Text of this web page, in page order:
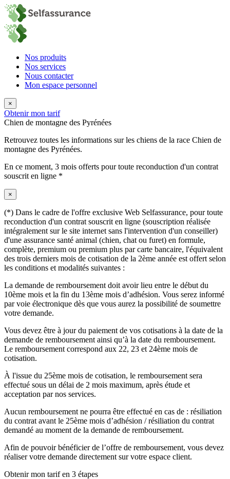
Nos produits
Nos services
Nous contacter
Mon espace personnel
×
Obtenir mon tarif
Chien de montagne des Pyrénées
Retrouvez toutes les informations sur les chiens de la race Chien de
montagne des Pyrénées.
En ce moment, 3 mois offerts pour toute reconduction d'un contrat
souscrit en ligne *
×
(*) Dans le cadre de l'offre exclusive Web Selfassurance, pour toute
reconduction d'un contrat souscrit en ligne (souscription réalisée
intégralement sur le site internet sans l'intervention d'un conseiller)
d'une assurance santé animal (chien, chat ou furet) en formule,
complète, premium ou premium plus par carte bancaire, l'équivalent
des trois derniers mois de cotisation de la 2ème année est offert selon
les conditions et modalités suivantes :
La demande de remboursement doit avoir lieu entre le début du
10ème mois et la fin du 13ème mois d’adhésion. Vous serez informé
par voie électronique dès que vous aurez la possibilité de soumettre
votre demande.
Vous devez être à jour du paiement de vos cotisations à la date de la
demande de remboursement ainsi qu’à la date du remboursement.
Le remboursement correspond aux 22, 23 et 24ème mois de
cotisation.
À l'issue du 25ème mois de cotisation, le remboursement sera
effectué sous un délai de 2 mois maximum, après étude et
acceptation par nos services.
Aucun remboursement ne pourra être effectué en cas de : résiliation
du contrat avant le 25ème mois d’adhésion / résiliation du contrat
demandé au moment de la demande de remboursement.
Afin de pouvoir bénéficier de l’offre de remboursement, vous devez
réaliser votre demande directement sur votre espace client.
Obtenir mon tarif en 3 étapes